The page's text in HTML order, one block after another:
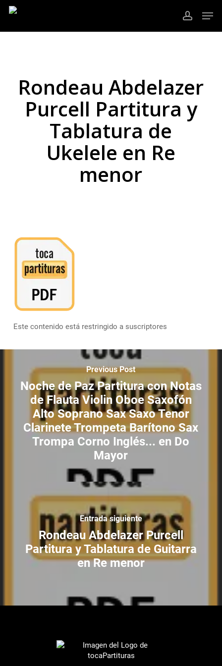
cuenta
Rondeau Abdelazer
Purcell Partitura y
Tablatura de
Ukelele en Re
menor
Este contenido está restringido a suscriptores
Previous Post
Noche de Paz Partitura con Notas
de Flauta Violin Oboe Saxofón
Alto Soprano Sax Saxo Tenor
Clarinete Trompeta Barítono Sax
Trompa Corno Inglés... en Do
Mayor
Entrada siguiente
Rondeau Abdelazer Purcell
Partitura y Tablatura de Guitarra
en Re menor